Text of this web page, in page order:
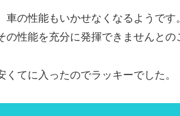
車の性能もいかせなくなるようで
性能を充分に発揮できませんとの
てに入ったのでラッキーでした。